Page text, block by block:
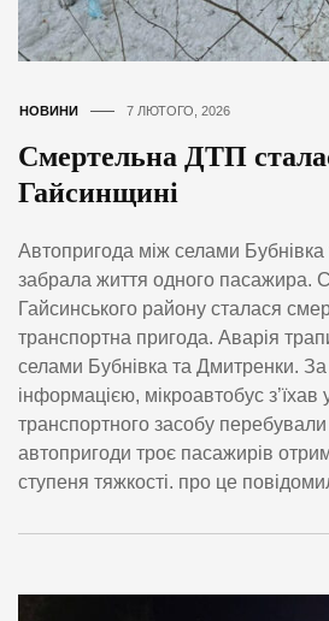
НОВИНИ 7 ЛЮТОГО, 2026
Смертельна ДТП
Гайсинщині
Автопригода між селами
забрала життя одного пасажира.
Гайсинського району сталася
транспортна пригода. Аварія
селами Бубнівка та Дмитренки.
інформацією, мікроавтобус з’їхав
транспортного засобу перебували
автопригоди троє пасажирів
ступеня тяжкості. про це